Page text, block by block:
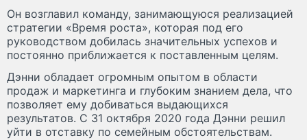
Он возглавил команду, занимающуюся реализацией
стратегии «Время роста», которая под его
руководством добилась значительных успехов и
постоянно приближается к поставленным целям.
Дэнни обладает огромным опытом в области
продаж и маркетинга и глубоким знанием дела, что
позволяет ему добиваться выдающихся
результатов. С 31 октября 2020 года Дэнни решил
уйти в отставку по семейным обстоятельствам.